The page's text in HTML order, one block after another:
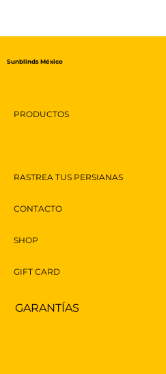
PRODUCTOS
RASTREA TUS PERSIANAS
CONTACTO
SHOP
GIFT CARD
Sunblinds México
GARANTÍAS